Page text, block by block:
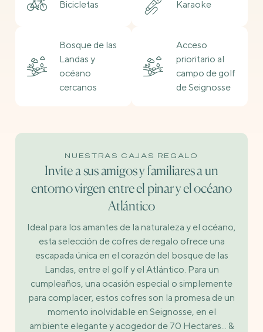
Bicicletas Karaoke
Bosque de las
Landas y
océano
cercanos
Acceso
prioritario al
campo de golf
de Seignosse
NUESTRAS CAJAS REGALO
Invite a sus amigos y familiares a un
entorno virgen entre el pinar y el océano
Atlántico
Ideal para los amantes de la naturaleza y el océano,
esta selección de cofres de regalo ofrece una
escapada única en el corazón del bosque de las
Landas, entre el golf y el Atlántico. Para un
cumpleaños, una ocasión especial o simplemente
para complacer, estos cofres son la promesa de un
momento inolvidable en Seignosse, en el
ambiente elegante y acogedor de 70 Hectares... &